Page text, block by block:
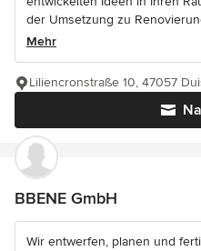
der Umsetzung zu
Mehr
Liliencronstraße 10, 47057
BBENE GmbH
Wir entwerfen, planen und